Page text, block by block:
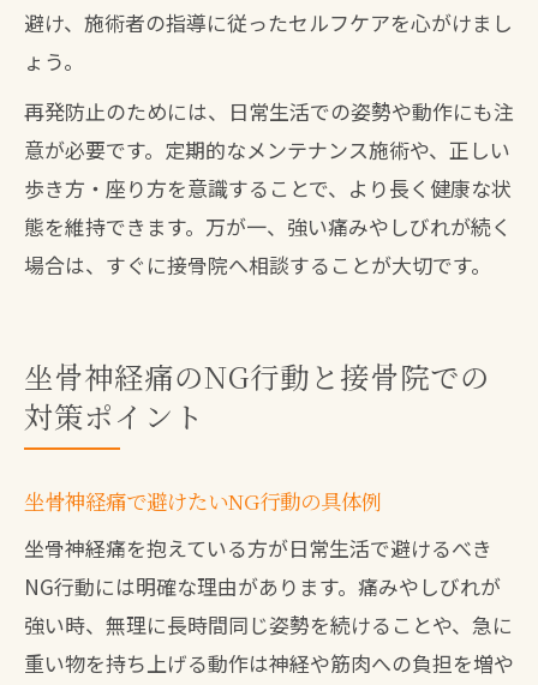
避け、施術者の指導に従ったセルフケアを心がけまし
ょう。
再発防止のためには、日常生活での姿勢や動作にも注
意が必要です。定期的なメンテナンス施術や、正しい
歩き方・座り方を意識することで、より長く健康な状
態を維持できます。万が一、強い痛みやしびれが続く
場合は、すぐに接骨院へ相談することが大切です。
坐骨神経痛のNG行動と接骨院での
対策ポイント
坐骨神経痛で避けたいNG行動の具体例
坐骨神経痛を抱えている方が日常生活で避けるべき
NG行動には明確な理由があります。痛みやしびれが
強い時、無理に長時間同じ姿勢を続けることや、急に
重い物を持ち上げる動作は神経や筋肉への負担を増や